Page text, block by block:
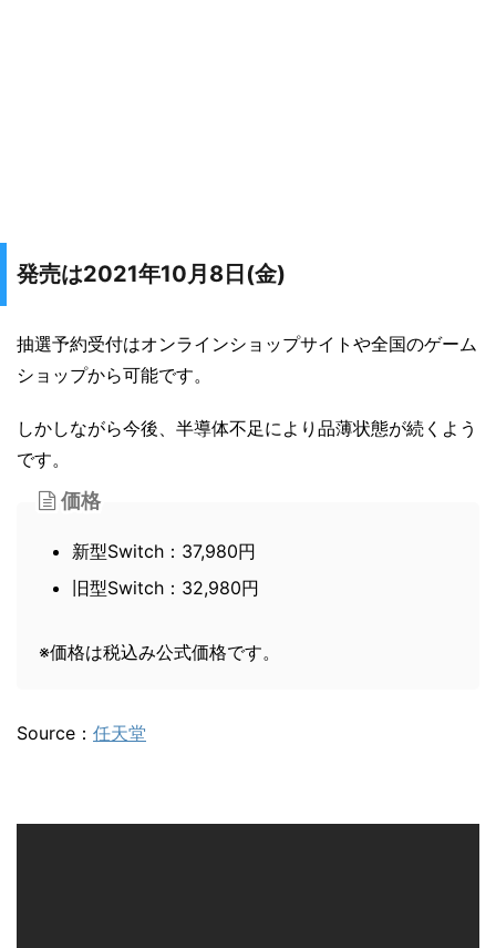
発売は2021年10月8日(金)
抽選予約受付はオンラインショップサイトや全国のゲーム
ショップから可能です。
しかしながら今後、半導体不足により品薄状態が続くよう
です。
価格
新型Switch：37,980円
旧型Switch：32,980円
※価格は税込み公式価格です。
Source： 任天堂